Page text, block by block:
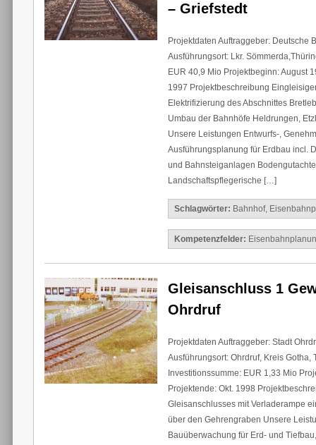
– Griefstedt
Projektdaten Auftraggeber: Deutsche
Ausführungsort: Lkr.
EUR 40,9 Mio Projektbeginn: August
1997 Projektbeschreibung
Elektrifizierung des Abschnittes
Umbau der Bahnhöfe Heldrungen,
Unsere Leistungen Entwurfs-,
Ausführungsplanung für Erdbau incl.
und Bahnsteiganlagen
Landschaftspflegerische […]
Schlagwörter: Bahnhof,
Kompetenzfelder:
Gleisanschluss 1
Ohrdruf
Projektdaten Auftraggeber: Stadt
Ausführungsort: Ohrdruf, Kreis Gotha,
Investitionssumme: EUR 1,33 Mio
Projektende: Okt. 1998
Gleisanschlusses mit Verladerampe
über den Gehrengraben Unsere
Bauüberwachung für Erd- und